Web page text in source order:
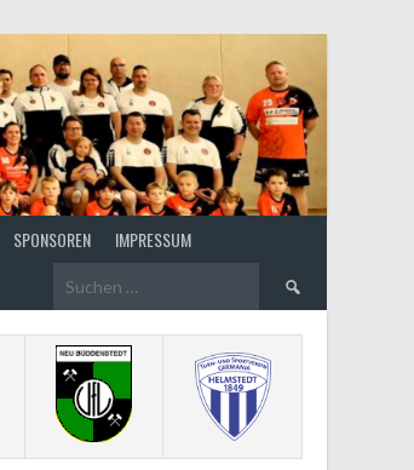
SPONSOREN IMPRESSUM
Suchen